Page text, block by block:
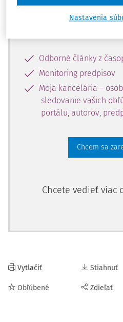
Vďaka registrácii
Odborné články z
Monitoring predpisov
Moja kancelária –
sledovanie vašich
portálu, autorov,
Chcem sa
Chcete vedieť viac
Vytlačiť
Obľúbené
Stiahnuť
Zdieľať
Nastavenia